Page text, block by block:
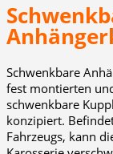
Schwenkbare
fest montierten
schwenkbare
konzipiert.
Fahrzeugs, kann